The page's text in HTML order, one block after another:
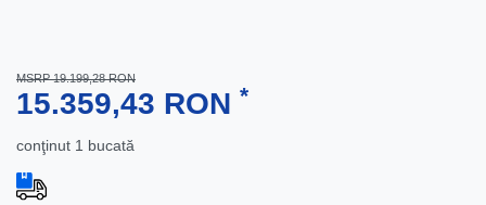
MSRP 19.199,28 RON
15.359,43 RON *
conţinut 1 bucată